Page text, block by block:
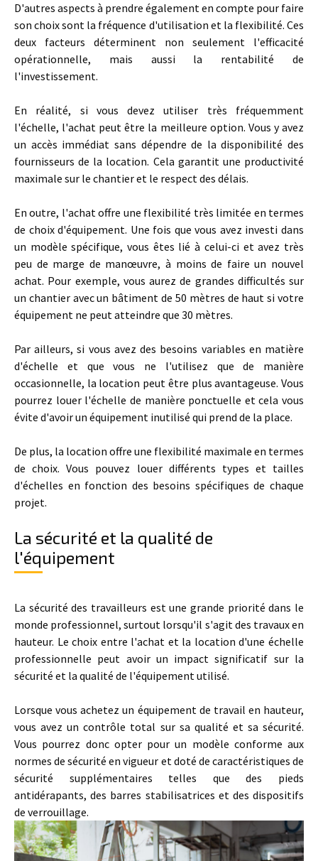
D'autres aspects à prendre également en compte pour faire
son choix sont la fréquence d'utilisation et la flexibilité. Ces
deux facteurs déterminent non seulement l'efficacité
opérationnelle, mais aussi la rentabilité de
l'investissement.
En réalité, si vous devez utiliser très fréquemment
l'échelle, l'achat peut être la meilleure option. Vous y avez
un accès immédiat sans dépendre de la disponibilité des
fournisseurs de la location. Cela garantit une productivité
maximale sur le chantier et le respect des délais.
En outre, l'achat offre une flexibilité très limitée en termes
de choix d'équipement. Une fois que vous avez investi dans
un modèle spécifique, vous êtes lié à celui-ci et avez très
peu de marge de manœuvre, à moins de faire un nouvel
achat. Pour exemple, vous aurez de grandes difficultés sur
un chantier avec un bâtiment de 50 mètres de haut si votre
équipement ne peut atteindre que 30 mètres.
Par ailleurs, si vous avez des besoins variables en matière
d'échelle et que vous ne l'utilisez que de manière
occasionnelle, la location peut être plus avantageuse. Vous
pourrez louer l'échelle de manière ponctuelle et cela vous
évite d'avoir un équipement inutilisé qui prend de la place.
De plus, la location offre une flexibilité maximale en termes
de choix. Vous pouvez louer différents types et tailles
d'échelles en fonction des besoins spécifiques de chaque
projet.
La sécurité et la qualité de
l'équipement
La sécurité des travailleurs est une grande priorité dans le
monde professionnel, surtout lorsqu'il s'agit des travaux en
hauteur. Le choix entre l'achat et la location d'une échelle
professionnelle peut avoir un impact significatif sur la
sécurité et la qualité de l'équipement utilisé.
Lorsque vous achetez un équipement de travail en hauteur,
vous avez un contrôle total sur sa qualité et sa sécurité.
Vous pourrez donc opter pour un modèle conforme aux
normes de sécurité en vigueur et doté de caractéristiques de
sécurité supplémentaires telles que des pieds
antidérapants, des barres stabilisatrices et des dispositifs
de verrouillage.